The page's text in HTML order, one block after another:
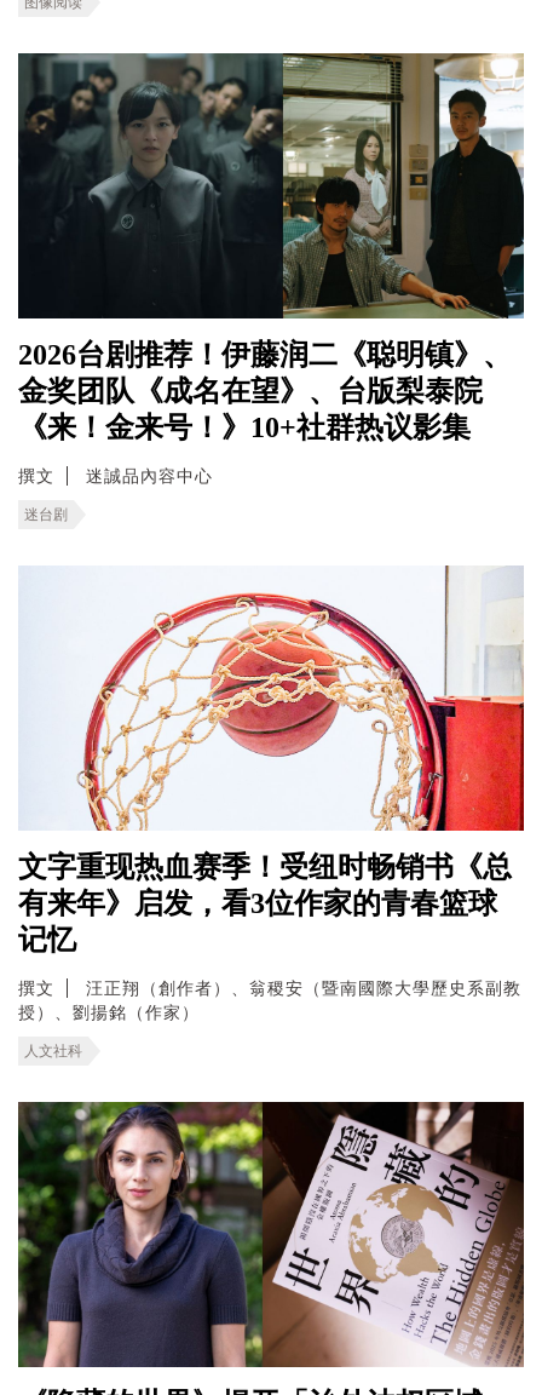
2026台剧推荐！伊藤润二《聪明镇》、
金奖团队《成名在望》、台版梨泰院
《来！金来号！》10+社群热议影集
撰文 迷誠品內容中心
迷台剧
文字重现热血赛季！受纽时畅销书《总
有来年》启发，看3位作家的青春篮球
记忆
撰文
汪正翔（創作者）、翁稷安（暨南國際大學歷史系副教
授）、劉揚銘（作家）
人文社科